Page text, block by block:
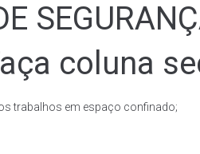
coluna
trabalhos em espaço confinado;